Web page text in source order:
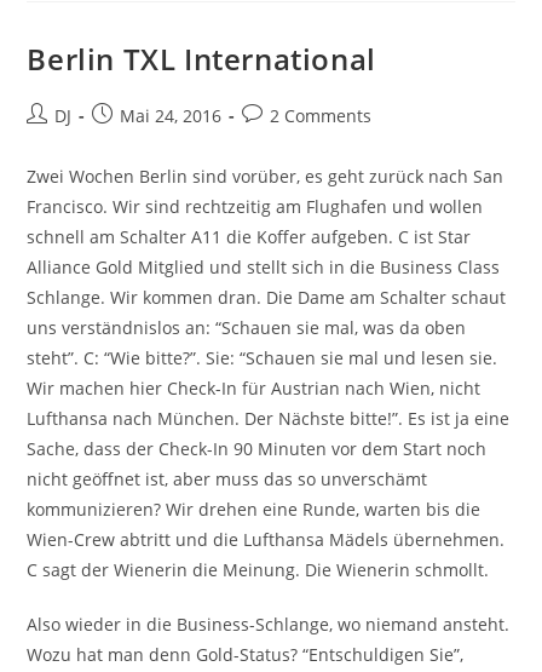
Berlin TXL International
Beitrags-
DJ
BeitragMai 24, 2016
Beitrags-
2 Comments
Zwei Wochen Berlin sind vorüber, es geht zurück nach San
Francisco. Wir sind rechtzeitig am Flughafen und wollen
schnell am Schalter A11 die Koffer aufgeben. C ist Star
Alliance Gold Mitglied und stellt sich in die Business Class
Schlange. Wir kommen dran. Die Dame am Schalter schaut
uns verständnislos an: “Schauen sie mal, was da oben
steht”. C: “Wie bitte?”. Sie: “Schauen sie mal und lesen sie.
Wir machen hier Check-In für Austrian nach Wien, nicht
Lufthansa nach München. Der Nächste bitte!”. Es ist ja eine
Sache, dass der Check-In 90 Minuten vor dem Start noch
nicht geöffnet ist, aber muss das so unverschämt
kommunizieren? Wir drehen eine Runde, warten bis die
Wien-Crew abtritt und die Lufthansa Mädels übernehmen.
C sagt der Wienerin die Meinung. Die Wienerin schmollt.
Also wieder in die Business-Schlange, wo niemand ansteht.
Wozu hat man denn Gold-Status? “Entschuldigen Sie”,